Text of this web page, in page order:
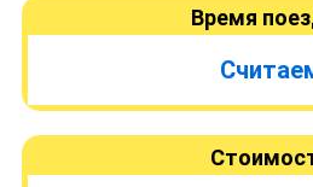
Время